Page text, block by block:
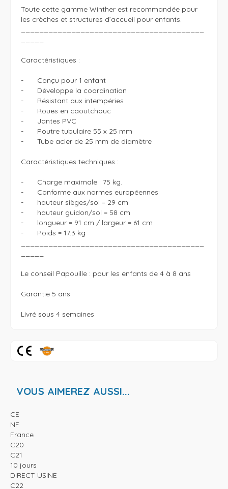
Toute cette gamme Winther est recommandée pour
les crèches et structures d’accueil pour enfants.
Caractéristiques :
-	Conçu pour 1 enfant
-	Développe la coordination
-	Résistant aux intempéries
-	Roues en caoutchouc
-	Jantes PVC
-	Poutre tubulaire 55 x 25 mm
-	Tube acier de 25 mm de diamètre
Caractéristiques techniques :
-	Charge maximale : 75 kg.
-	Conforme aux normes européennes
-	hauteur sièges/sol = 29 cm
-	hauteur guidon/sol = 58 cm
-	longueur = 91 cm / largeur = 61 cm
-	Poids = 17.3 kg
Le conseil Papouille : pour les enfants de 4 à 8 ans
Garantie 5 ans
VOUS AIMEREZ AUSSI...
CE
NF
France
C20
C21
10 jours
DIRECT USINE
C22